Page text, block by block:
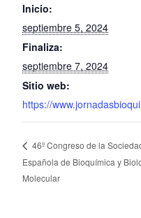
Inicio:
septiembre 5, 2024
Finaliza:
septiembre 7, 2024
Sitio web:
https://
46º Congreso de la
Española de Bioquímica y
Molecular